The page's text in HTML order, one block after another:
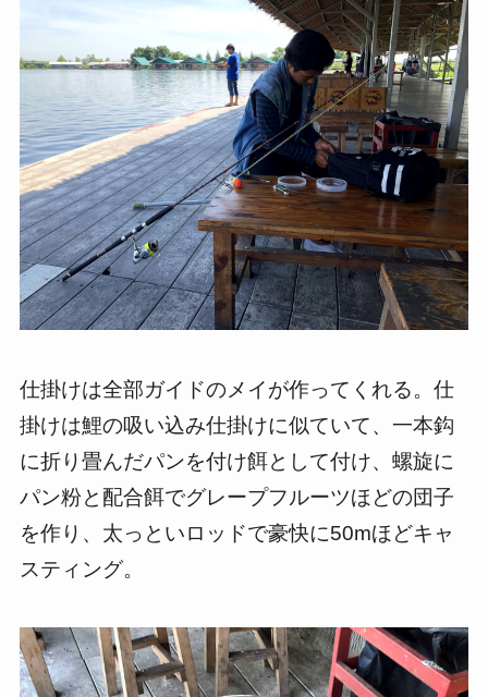
仕掛けは全部ガイドのメイが作ってくれる。仕
掛けは鯉の吸い込み仕掛けに似ていて、一本鈎
に折り畳んだパンを付け餌として付け、螺旋に
パン粉と配合餌でグレープフルーツほどの団子
を作り、太っといロッドで豪快に50mほどキャ
スティング。